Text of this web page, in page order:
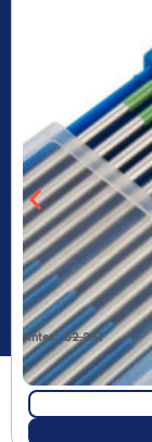
Antes: $2.261